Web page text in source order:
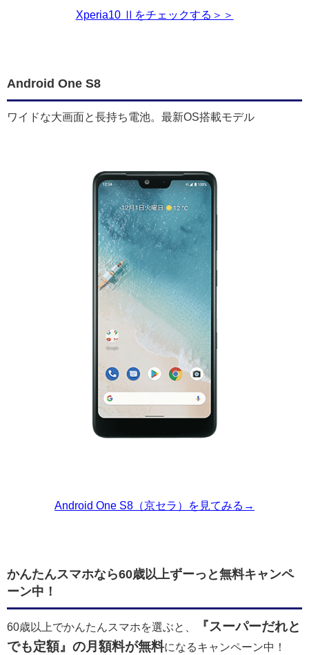
Xperia10 Ⅱをチェックする＞＞
Android One S8
ワイドな大画面と長持ち電池。最新OS搭載モデル
Android One S8（京セラ）を見てみる→
かんたんスマホなら60歳以上ずーっと無料キャンペ
ーン中！
60歳以上でかんたんスマホを選ぶと、
『スーパーだれと
でも定額』の月額料が無料になるキャンペーン中！